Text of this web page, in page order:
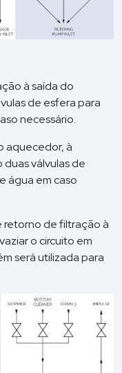
à saída do
de esfera para
necessário.
aquecedor, à
válvulas de
água em caso
retorno de filtração à
o circuito em
será utilizada para